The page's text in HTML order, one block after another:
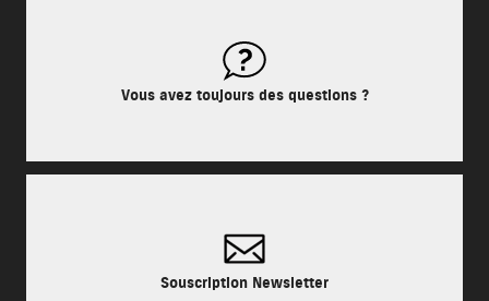
Vous avez toujours des questions ?
Souscription Newsletter